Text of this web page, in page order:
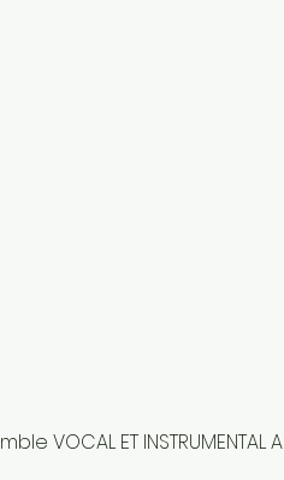
ET INSTRUMENTAL A